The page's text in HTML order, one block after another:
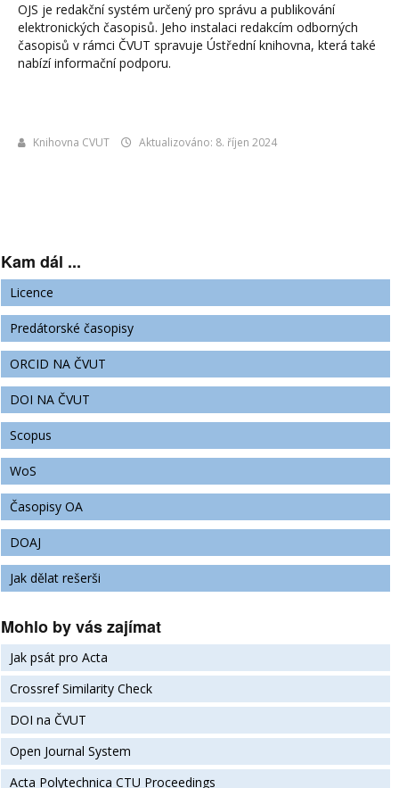
OJS je redakční systém určený pro správu a publikování
elektronických časopisů. Jeho instalaci redakcím odborných
časopisů v rámci ČVUT spravuje Ústřední knihovna, která také
nabízí informační podporu.
Knihovna CVUT Aktualizováno: 8. říjen 2024
Kam dál ...
Licence
Predátorské časopisy
ORCID NA ČVUT
DOI NA ČVUT
Scopus
WoS
Časopisy OA
DOAJ
Jak dělat rešerši
Mohlo by vás zajímat
Jak psát pro Acta
Crossref Similarity Check
DOI na ČVUT
Open Journal System
Acta Polytechnica CTU Proceedings